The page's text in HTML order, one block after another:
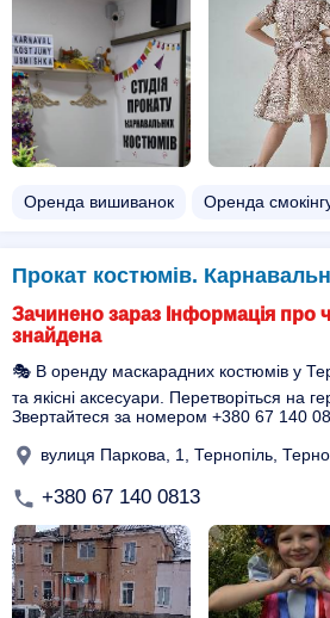
Оренда вишиванок Оренда
Прокат костюмів.
Зачинено зараз Інформація про
знайдена
🎭 В оренду маскарадних костюмів у
та якісні аксесуари. Перетворіться на
Звертайтеся за номером +380 67 140
вулиця Паркова, 1, Тернопіль,
+380 67 140 0813